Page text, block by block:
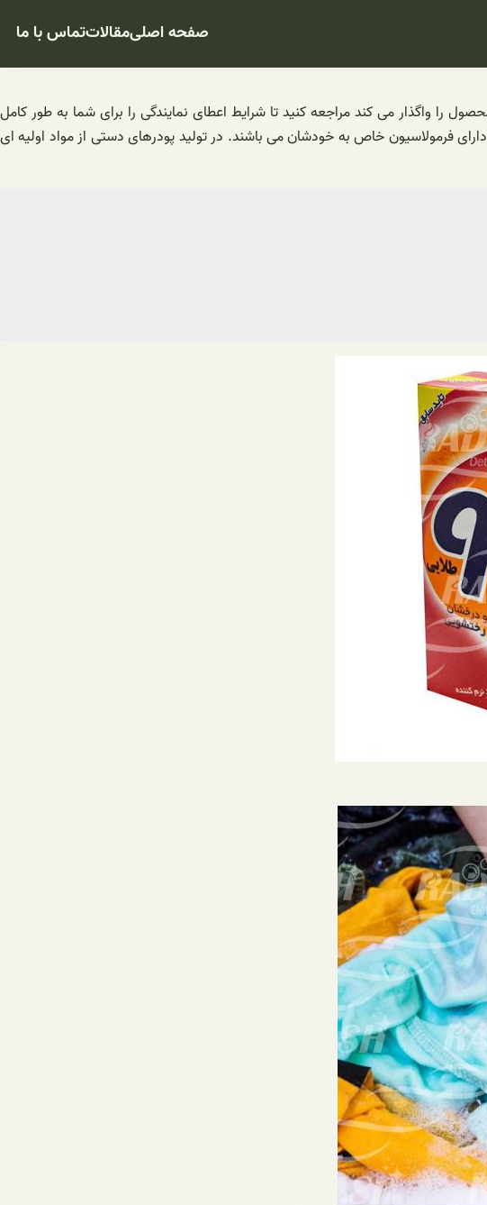
صفحه اصلیمقالاتتماس با ما
را واگذار می کند مراجعه کنید تا شرایط اعطای نمایندگی را برای شما به طور کامل
خاص به خودشان می باشند‌. در تولید پودرهای دستی از مواد اولیه ای